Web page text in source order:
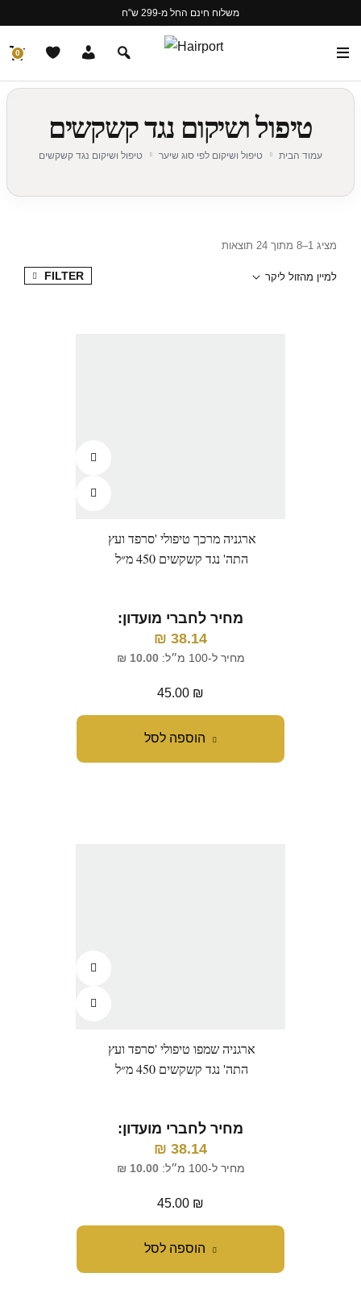
משלוח חינם החל מ-299 ש"ח
0
טיפול ושיקום נגד קשקשים
עמוד הבית טיפול ושיקום לפי סוג שיער טיפול ושיקום נגד קשקשים
מציג 1–8 מתוך 24 תוצאות
למיין מהזול ליקר FILTER
הוספה לסל
ארגניה מרכך טיפולי 'סרפד ועץ
התה' נגד קשקשים 450 מ״ל
מחיר לחברי מועדון:
38.14
₪
מחיר ל-100 מ״ל: 10.00
₪
45.00 ₪
הוספה לסל
ארגניה שמפו טיפולי 'סרפד ועץ
התה' נגד קשקשים 450 מ״ל
מחיר לחברי מועדון:
38.14
₪
מחיר ל-100 מ״ל: 10.00
₪
45.00 ₪